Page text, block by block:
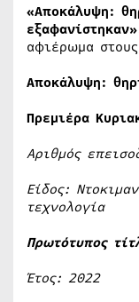
«Αποκάλυψη:
αφιέρωμα στους
Αποκάλυψη:
Πρεμιέρα
Αριθμός
Είδος:
τεχνολογία
Πρωτότυπος
Έτος: 2022